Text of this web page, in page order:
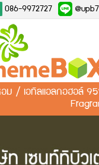
086-9972727
อม / เอทิลแอลกอฮอล์